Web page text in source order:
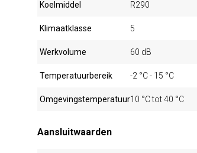
Koelmiddel R290
Klimaatklasse 5
Werkvolume 60 dB
Temperatuurbereik -2 °C - 15 °C
Omgevingstemperatuur10 °C tot 40 °C
Aansluitwaarden